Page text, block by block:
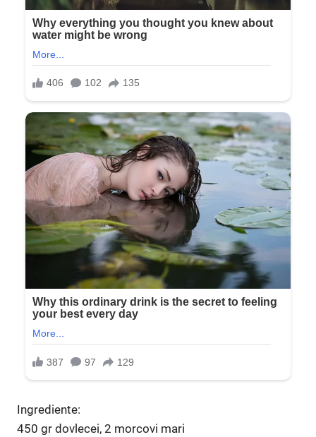
Ingrediente:
450 gr dovlecei, 2 morcovi mari